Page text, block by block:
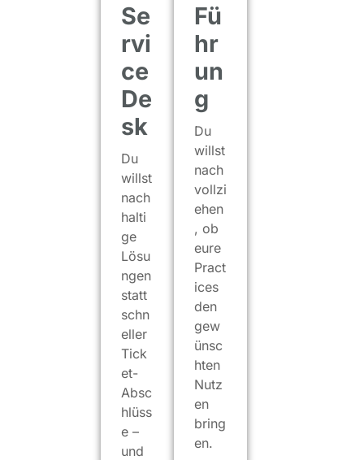
Se
rvi
ce
De
sk
Du
willst
nach
halti
ge
Lösu
ngen
statt
schn
eller
Tick
et-
Absc
hlüss
e –
und
Fü
hr
un
g
Du
willst
nach
vollzi
ehen
, ob
eure
Pract
ices
den
gew
ünsc
hten
Nutz
en
bring
en.